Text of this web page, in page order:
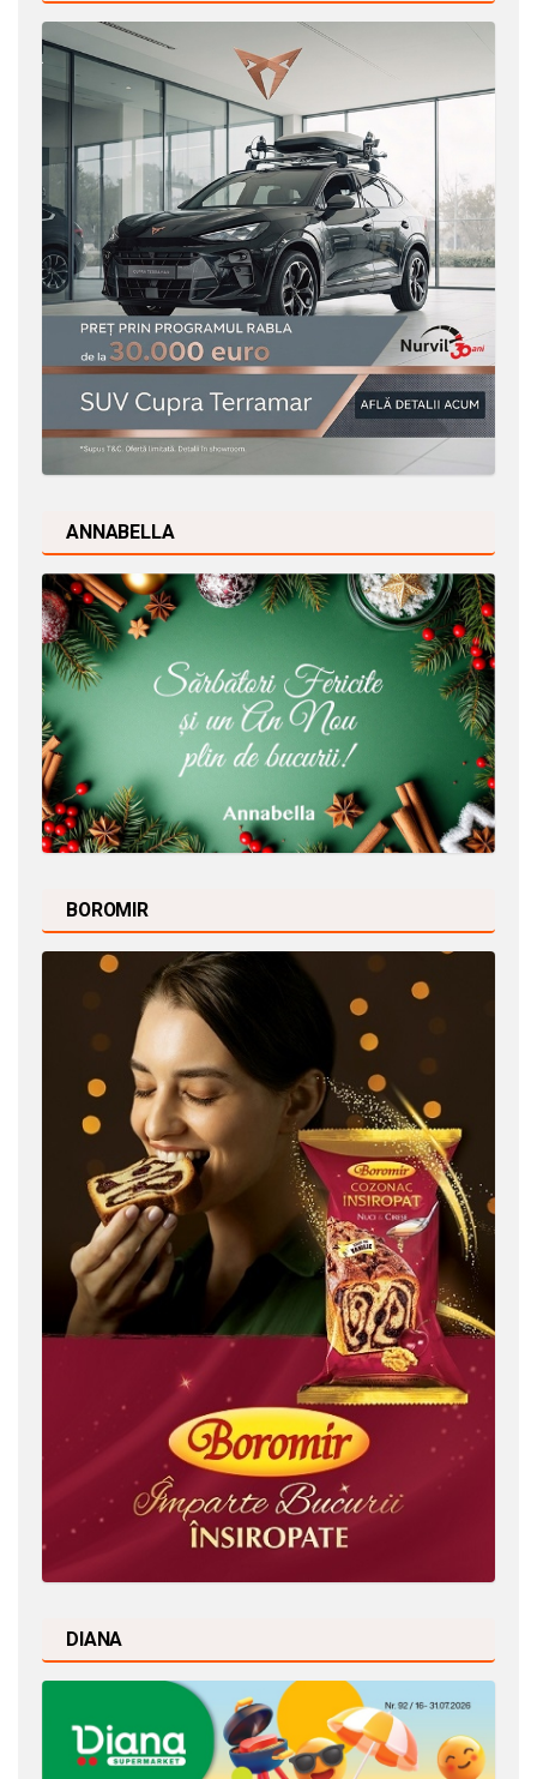
ANNABELLA
BOROMIR
DIANA